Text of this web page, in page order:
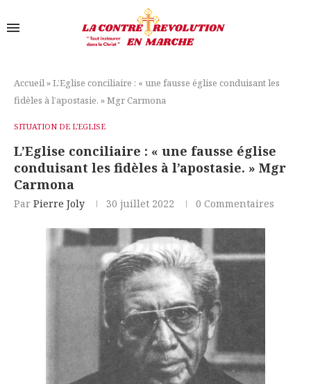
Accueil»L’Eglise conciliaire : « une fausse église conduisant les
fidèles à l’apostasie. » Mgr Carmona
SITUATION DE L'EGLISE
L’Eglise conciliaire : « une fausse église
conduisant les fidèles à l’apostasie. » Mgr
Carmona
Par Pierre Joly 30 juillet 2022 0 Commentaires